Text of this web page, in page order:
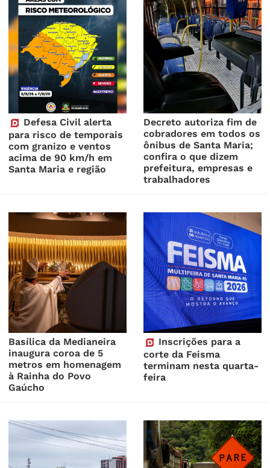
Defesa Civil alerta
para risco de temporais
com granizo e ventos
acima de 90 km/h em
Santa Maria e região
Decreto autoriza fim de
cobradores em todos os
ônibus de Santa Maria;
confira o que dizem
prefeitura, empresas e
trabalhadores
Basílica da Medianeira
inaugura coroa de 5
metros em homenagem
à Rainha do Povo
Gaúcho
Inscrições para a
corte da Feisma
terminam nesta quarta-
feira